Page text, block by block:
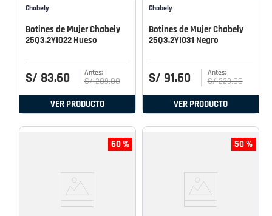
Chabely
Botines de Mujer Chabely
25Q3.2YI022 Hueso
S/ 83.60 S/ 209.00
VER PRODUCTO
Chabely
Botines de Mujer Chabely
25Q3.2YI031 Negro
S/ 91.60 S/ 229.00
VER PRODUCTO
60 % 50 %